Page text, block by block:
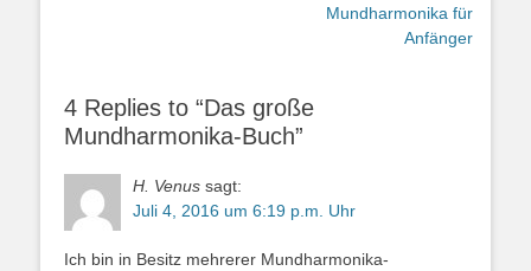
NächsterMundharmonika für
Anfänger
4 Replies to “Das große
Mundharmonika-Buch”
H. Venus sagt:
Juli 4, 2016 um 6:19 p.m. Uhr
Ich bin in Besitz mehrerer Mundharmonika-